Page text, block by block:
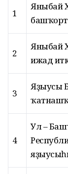
1
Яныбай
2
Яныбай
ижад
3
Яҙыусы
4
Ул –